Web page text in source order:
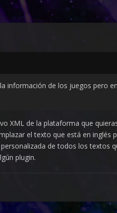
información de los juegos pero
XML de la plataforma que
el texto que está en inglés
de todos los textos
plugin.